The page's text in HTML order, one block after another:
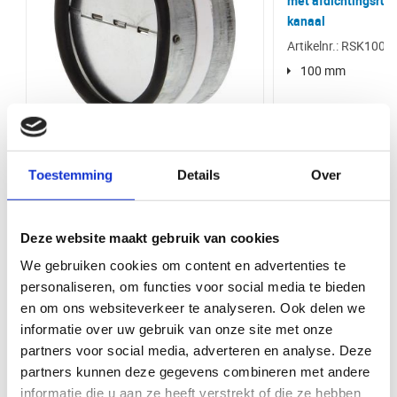
Toestemming Details Over
Deze website maakt gebruik van cookies
We gebruiken cookies om content en advertenties te
personaliseren, om functies voor social media te bieden
en om ons websiteverkeer te analyseren. Ook delen we
informatie over uw gebruik van onze site met onze
partners voor social media, adverteren en analyse. Deze
partners kunnen deze gegevens combineren met andere
informatie die u aan ze heeft verstrekt of die ze hebben
Waarom kopen bij VentilatieTotaal.nl
Bij VentilatieTotaal.nl profiteert u van een grote voorraad en snelle
levering van al onze producten. U kunt uw bestelling direct afhalen bij
onze balie in Ede. Wij bieden een breed assortiment aan
ventilatieproducten van hoge kwaliteit, zodat u altijd de juiste oplossing
vindt voor uw project.
Rond
Luchtdichtheid Hoge luchtdichtheid (SAFE)
Merk VS Spiro
Bediening via app Nee
Kleur Staal
kanaal
100 mm
Bekijk product
kanaal
Artikelnr.: RSK100S
100 mm
Maak uw klus compleet met deze items